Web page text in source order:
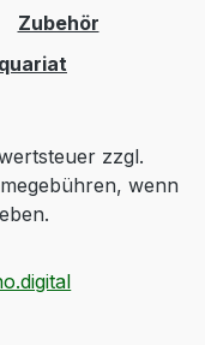
Zubehör
zzgl.
wenn